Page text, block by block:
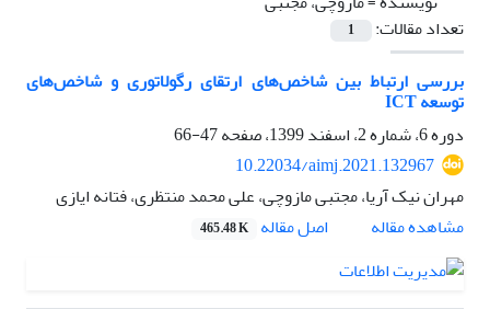
تعداد مقالات:
1
بررسی ارتباط بین شاخص‌های ارتقای رگولاتوری و شاخص‌های
توسعه‌ ICT
دوره 6، شماره 2، اسفند 1399، صفحه
47-66
10.22034/aimj.2021.132967
مهران نیک آریا، مجتبی مازوچی، علی محمد منتظری، فتانه ایازی
مشاهده مقاله
اصل مقاله 465.48 K